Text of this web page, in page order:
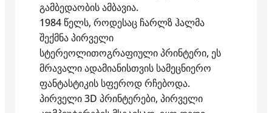
გამბედაობის ამბავია.
1984 წელს, როდესაც ჩარლზ ჰალმა
შექმნა პირველი
სტერეოლითოგრაფიული პრინტერი, ეს
მრავალი ადამიანისთვის სამეცნიერო
ფანტასტიკის სფეროდ რჩებოდა.
პირველი 3D პრინტერები, პირველი